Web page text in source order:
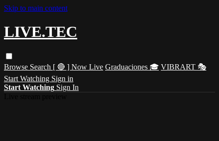
Skip to main content
LIVE.TEC
Browse Search [ 🔴 ] Now Live Graduaciones 🎓 VIBRART 🎭
Start Watching Sign in
Start Watching Sign In